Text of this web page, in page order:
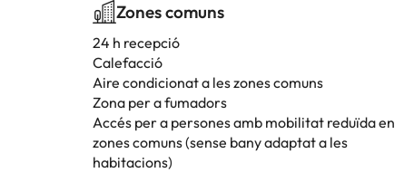
Zones comuns
24 h recepció
Calefacció
Aire condicionat a les zones comuns
Zona per a fumadors
Accés per a persones amb mobilitat reduïda en
zones comuns (sense bany adaptat a les
habitacions)